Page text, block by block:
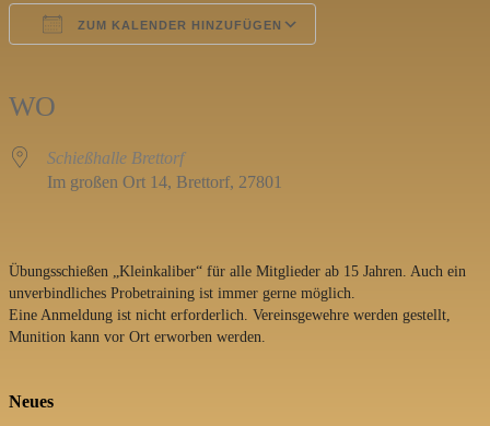
ZUM KALENDER HINZUFÜGEN
WO
Schießhalle Brettorf
Im großen Ort 14, Brettorf, 27801
Übungsschießen „Kleinkaliber“ für alle Mitglieder ab 15 Jahren. Auch ein
unverbindliches Probetraining ist immer gerne möglich.
Eine Anmeldung ist nicht erforderlich. Vereinsgewehre werden gestellt,
Munition kann vor Ort erworben werden.
Neues